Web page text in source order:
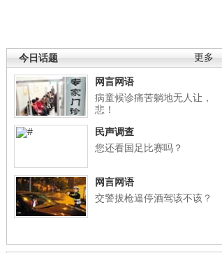
更多
今日话题
网言网语
病童候诊痛苦躺地无人让，
悲！
民声调查
您还看国足比赛吗？
网言网语
交警拔枪逼停酒驾该不该？